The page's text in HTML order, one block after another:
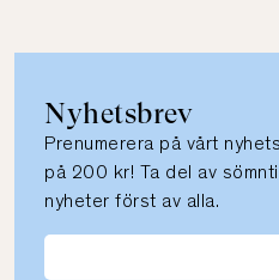
Nyhetsbrev
Prenumerera på vårt
på 200 kr! Ta del av
nyheter först av alla.